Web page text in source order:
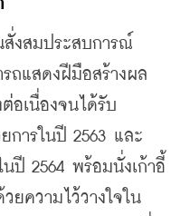
งสมประสบการณ์
ถแสดงฝีมือสร้างผล
ต่อเนื่องจนได้รับ
การในปี 2563 และ
นปี 2564 พร้อมนั่งเก้าอี้
ยความไว้วางใจใน